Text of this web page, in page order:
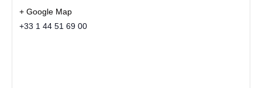
+ Google Map
+33 1 44 51 69 00